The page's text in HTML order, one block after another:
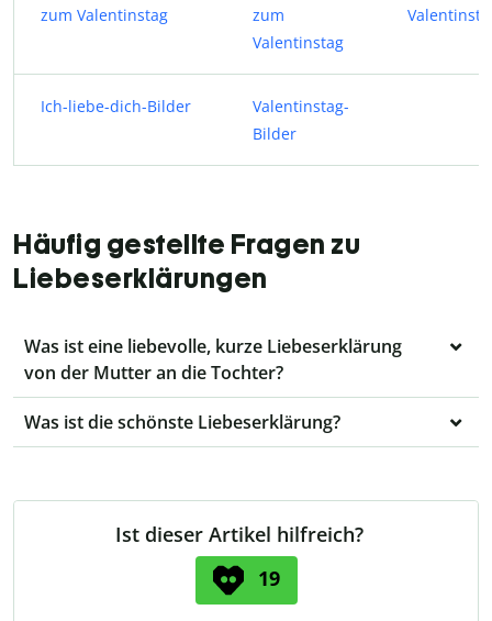
zum Valentinstag
zum
Valentinstag
Ich-liebe-dich-Bilder
Valentinstag-
Bilder
Häufig gestellte Fragen zu
Liebeserklärungen
Was ist eine liebevolle, kurze Liebeserklärung
von der Mutter an die Tochter?
Was ist die schönste Liebeserklärung?
Ist dieser Artikel hilfreich?
19